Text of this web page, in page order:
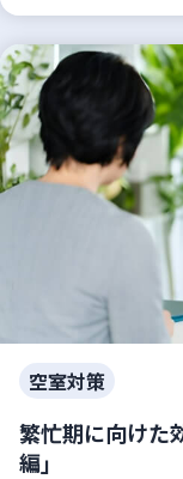
空室対策
繁忙期に向けた
編」